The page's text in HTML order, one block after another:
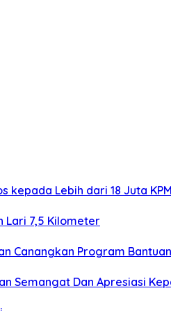
kepada Lebih dari 18 Juta KPM
Lari 7,5 Kilometer
Canangkan Program
Semangat Dan Apresiasi